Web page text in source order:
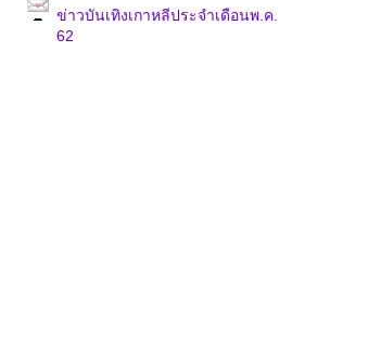
ข่าวบันเทิงเกาหลีประจำเดือนพ.ค.
62